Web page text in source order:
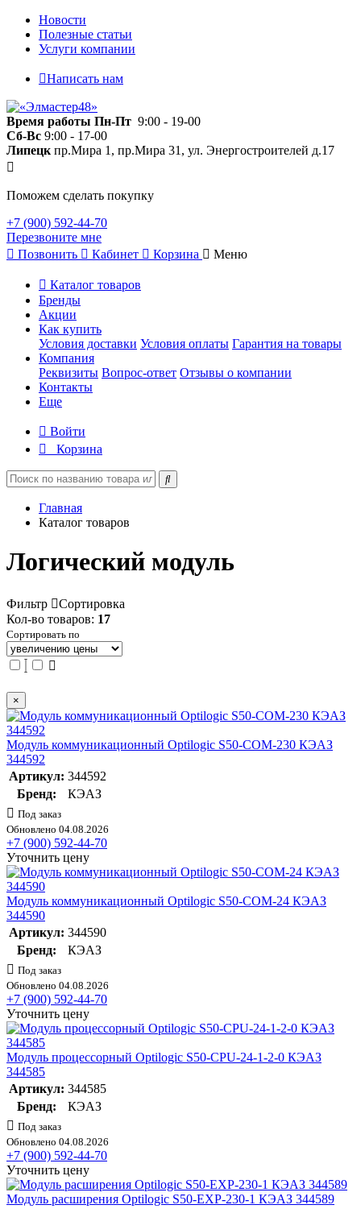
Новости
Полезные статьи
Услуги компании
Написать нам
Время работы Пн-Пт 9:00 - 19-00
Сб-Вс 9:00 - 17-00
Липецк пр.Мира 1, пр.Мира 31, ул. Энергостроителей д.17
Поможем сделать покупку
+7 (900) 592-44-70
Перезвоните мне
Позвонить
Кабинет Корзина Меню
Каталог товаров
Бренды
Акции
Как купить
Условия доставки Условия оплаты Гарантия на товары
Компания
Реквизиты Вопрос-ответ Отзывы о компании
Контакты
Еще
Войти
Корзина
Главная
Каталог товаров
Логический модуль
Фильтр
Сортировка
Кол-во товаров: 17
Сортировать по
×
Модуль коммуникационный Optilogic S50-COM-230 КЭАЗ
344592
Артикул: 344592
Бренд:
КЭАЗ
Под заказ
Обновлено 04.08.2026
+7 (900) 592-44-70
Уточнить цену
Модуль коммуникационный Optilogic S50-COM-24 КЭАЗ
344590
Артикул: 344590
Бренд:
КЭАЗ
Под заказ
Обновлено 04.08.2026
+7 (900) 592-44-70
Уточнить цену
Модуль процессорный Optilogic S50-CPU-24-1-2-0 КЭАЗ
344585
Артикул: 344585
Бренд:
КЭАЗ
Под заказ
Обновлено 04.08.2026
+7 (900) 592-44-70
Уточнить цену
Модуль расширения Optilogic S50-EXP-230-1 КЭАЗ 344589